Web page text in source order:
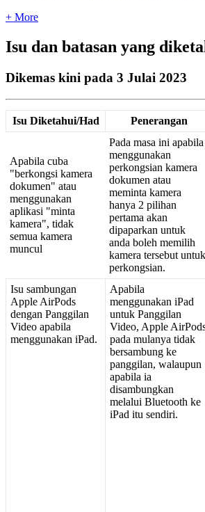
+ More
Isu dan batasan yang
Dikemas kini pada 3 Julai 2023
Isu Diketahui/Had Penerangan
Apabila cuba
"berkongsi kamera
dokumen" atau
menggunakan
aplikasi "minta
kamera", tidak
semua kamera
muncul
Pada masa ini apabila
menggunakan
perkongsian kamera
dokumen atau
meminta kamera
hanya 2 pilihan
pertama akan
dipaparkan untuk
anda boleh memilih
kamera tersebut untuk
perkongsian.
Isu sambungan
Apple AirPods
dengan Panggilan
Video apabila
menggunakan iPad.
Apabila
menggunakan iPad
untuk Panggilan
Video, Apple
pada mulanya tidak
bersambung ke
panggilan, walaupun
apabila ia
disambungkan
melalui Bluetooth ke
iPad itu sendiri.